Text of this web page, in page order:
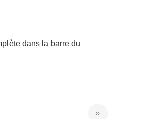
dans la barre du